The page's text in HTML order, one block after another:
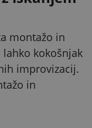
montažo in
kokošnjak
improvizacij.
in